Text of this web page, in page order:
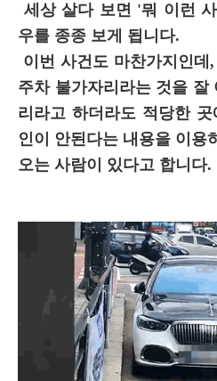
세상 살다 보면 '뭐 이런
우를 종종 보게 됩니다.
이번 사건도 마찬가지인
주차 불가자리라는 것을 잘
리라고 하더라도 적당한
인이 안된다는 내용을 이용
오는 사람이 있다고 합니다.